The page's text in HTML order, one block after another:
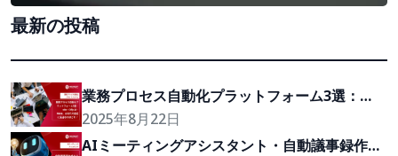
最新の投稿
業務プロセス自動化プラットフォーム3選：
n8n・Dify AI・Make、あなたの会社に最適な
のはどれ？
2025年8月22日
AIミーティングアシスタント・自動議事録作成